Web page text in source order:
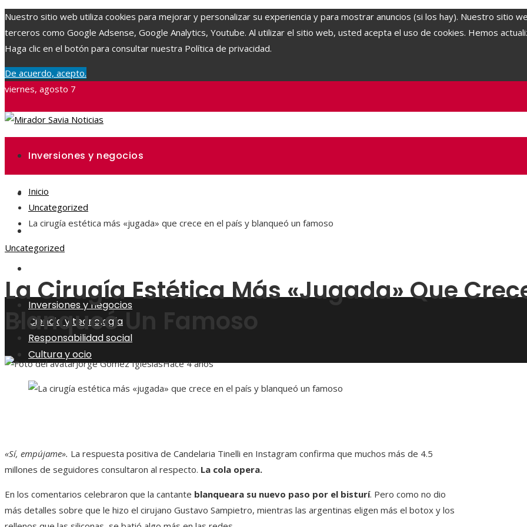
Nuestro sitio web utiliza cookies para mejorar y personalizar su experiencia y para mostrar anuncios (si los hay). Nuestro sitio
terceros como Google Adsense, Google Analytics, Youtube. Al utilizar el sitio web, usted acepta el uso de cookies. Hemos
Haga clic en el botón para consultar nuestra Política de privacidad.
De acuerdo, acepto.
viernes, agosto 7
Inversiones y negocios
Ciencia y tecnología
Responsabilidad social
Inversiones y negocios
Ciencia y tecnología
Responsabilidad social
Cultura y ocio
Inicio
Uncategorized
La cirugía estética más «jugada» que crece en el país y blanqueó un famoso
Uncategorized
La Cirugía Estética Más «jugada» Que
Blanqueó Un Famoso
Jorge Gómez IglesiasHace 4 años
«Sí, empújame». La respuesta positiva de Candelaria Tinelli en Instagram confirma que muchos más de 4.5
millones de seguidores consultaron al respecto. La cola opera.
En los comentarios celebraron que la cantante blanqueara su nuevo paso por el bisturí. Pero como no dio
más detalles sobre que le hizo el cirujano Gustavo Sampietro, mientras las argentinas eligen más el botox y los